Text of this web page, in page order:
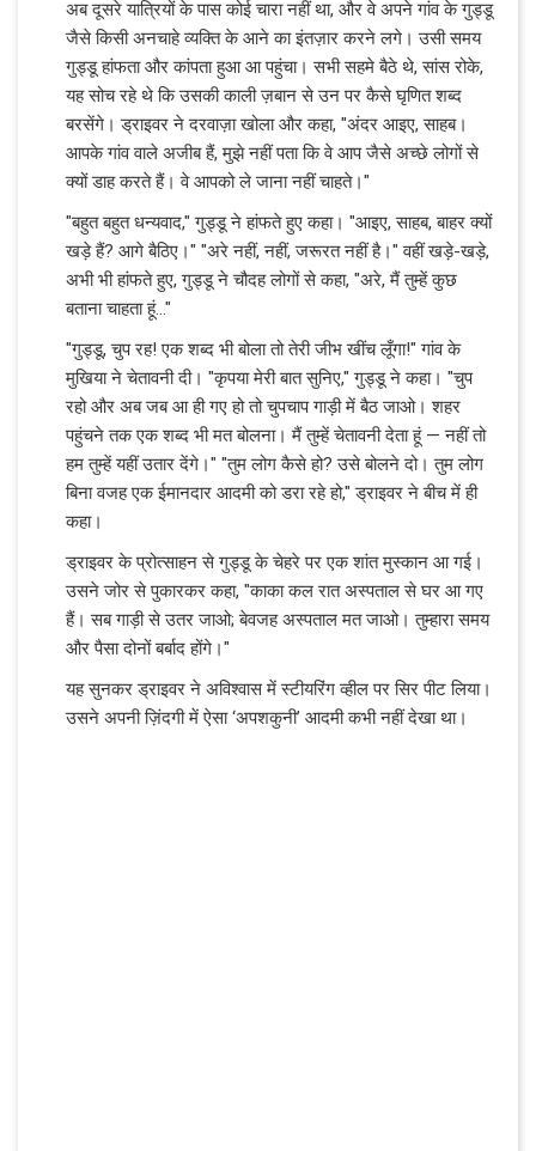
अब दूसरे यात्रियों के पास कोई चारा नहीं था, और वे अपने गांव के गुड्डू
जैसे किसी अनचाहे व्यक्ति के आने का इंतज़ार करने लगे। उसी समय
गुड्डू हांफता और कांपता हुआ आ पहुंचा। सभी सहमे बैठे थे, सांस रोके,
यह सोच रहे थे कि उसकी काली ज़बान से उन पर कैसे घृणित शब्द
बरसेंगे। ड्राइवर ने दरवाज़ा खोला और कहा, "अंदर आइए, साहब।
आपके गांव वाले अजीब हैं, मुझे नहीं पता कि वे आप जैसे अच्छे लोगों से
क्यों डाह करते हैं। वे आपको ले जाना नहीं चाहते।"
"बहुत बहुत धन्यवाद," गुड्डू ने हांफते हुए कहा। "आइए, साहब, बाहर क्यों
खड़े हैं? आगे बैठिए।" "अरे नहीं, नहीं, जरूरत नहीं है।" वहीं खड़े-खड़े,
अभी भी हांफते हुए, गुड्डू ने चौदह लोगों से कहा, "अरे, मैं तुम्हें कुछ
बताना चाहता हूं..."
"गुड्डू, चुप रह! एक शब्द भी बोला तो तेरी जीभ खींच लूँगा!" गांव के
मुखिया ने चेतावनी दी। "कृपया मेरी बात सुनिए," गुड्डू ने कहा। "चुप
रहो और अब जब आ ही गए हो तो चुपचाप गाड़ी में बैठ जाओ। शहर
पहुंचने तक एक शब्द भी मत बोलना। मैं तुम्हें चेतावनी देता हूं — नहीं तो
हम तुम्हें यहीं उतार देंगे।" "तुम लोग कैसे हो? उसे बोलने दो। तुम लोग
बिना वजह एक ईमानदार आदमी को डरा रहे हो," ड्राइवर ने बीच में ही
कहा।
ड्राइवर के प्रोत्साहन से गुड्डू के चेहरे पर एक शांत मुस्कान आ गई।
उसने जोर से पुकारकर कहा, "काका कल रात अस्पताल से घर आ गए
हैं। सब गाड़ी से उतर जाओ; बेवजह अस्पताल मत जाओ। तुम्हारा समय
और पैसा दोनों बर्बाद होंगे।"
यह सुनकर ड्राइवर ने अविश्वास में स्टीयरिंग व्हील पर सिर पीट लिया।
उसने अपनी ज़िंदगी में ऐसा ‘अपशकुनी’ आदमी कभी नहीं देखा था।